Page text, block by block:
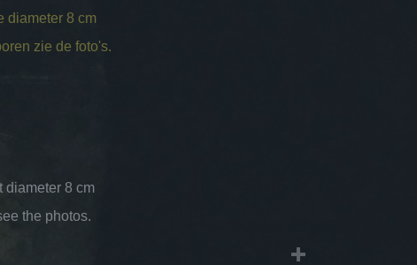
diameter 8 cm
zie de foto's.
diameter 8 cm
the photos.